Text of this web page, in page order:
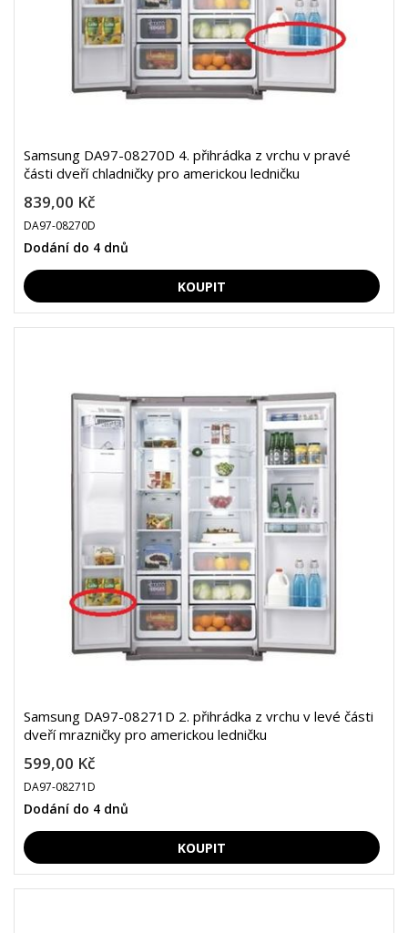
Samsung DA97-08270D 4. přihrádka z vrchu v pravé
části dveří chladničky pro americkou ledničku
839,00 Kč
DA97-08270D
Dodání do 4 dnů
Samsung DA97-08271D 2. přihrádka z vrchu v levé části
dveří mrazničky pro americkou ledničku
599,00 Kč
DA97-08271D
Dodání do 4 dnů